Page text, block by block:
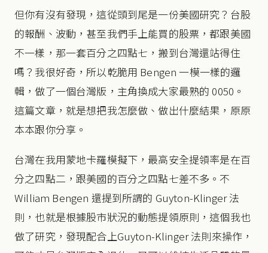
但你有沒有發現，這從頭到尾是一份美國研究？台股
的報酬、波動，甚至我們手上能買的股票，都跟美國
不一樣，那一套百分之四點七，搬到台灣還站得住
嗎？我很好奇，所以乾脆用 Bengen 一模一樣的邏
輯，做了一個台灣版，主角換成大家最熟的 0050。
這篇文章，就是想把我怎麼做、做出什麼結果，原原
本本跟你分享。
台灣在我用蒙地卡羅模擬下，最高安全提領率是在百
分之四點二，跟美國的百分之四點七差不多。不
William Bengen 還提到所謂的 Guyton-Klinger 法
則，也就是根據股市狀況的動態提領原則，這個我也
做了研究，發現配合上Guyton-Klinger 法則來操作，